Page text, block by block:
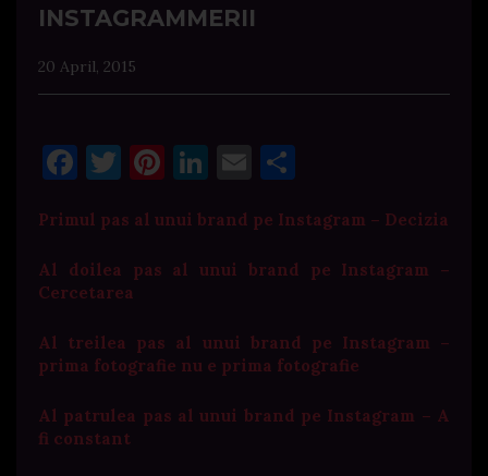
INSTAGRAMMERII
20 April, 2015
Facebook
Twitter
Pinterest
LinkedIn
Email
Primul pas al unui brand pe Instagram – Decizia
Al doilea pas al unui brand pe Instagram –
Cercetarea
Al treilea pas al unui brand pe Instagram –
prima fotografie nu e prima fotografie
Al patrulea pas al unui brand pe Instagram – A
fi constant